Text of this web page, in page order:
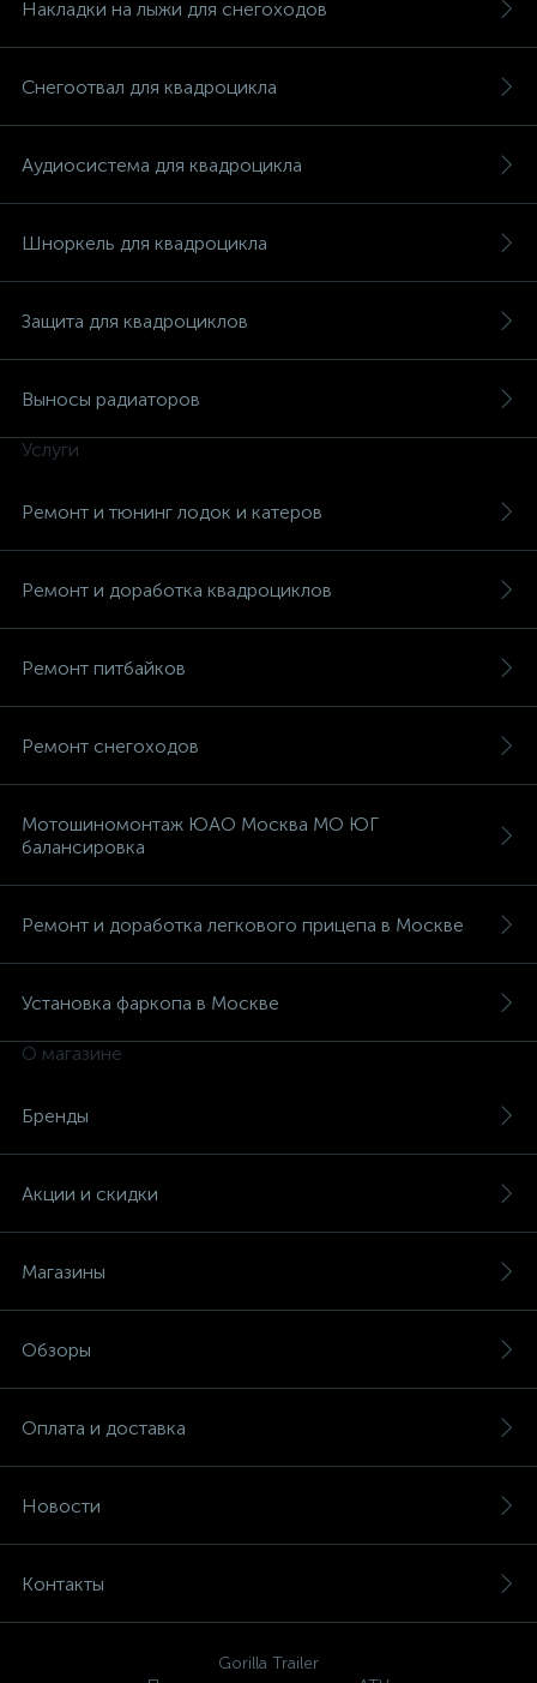
Накладки на лыжи для снегоходов
Снегоотвал для квадроцикла
Аудиосистема для квадроцикла
Шноркель для квадроцикла
Защита для квадроциклов
Выносы радиаторов
Услуги
Ремонт и тюнинг лодок и катеров
Ремонт и доработка квадроциклов
Ремонт питбайков
Ремонт снегоходов
Мотошиномонтаж ЮАО Москва МО ЮГ
балансировка
Ремонт и доработка легкового прицепа в Москве
Установка фаркопа в Москве
О магазине
Бренды
Акции и скидки
Магазины
Обзоры
Оплата и доставка
Новости
Контакты
Gorilla Trailer